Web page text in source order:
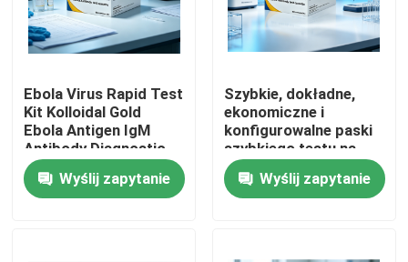
Dom
Produkty
Ebola Virus Rapid Test
Kit Kolloidal Gold
Ebola Antigen IgM
Antibody Diagnostic
Test Cassette dla
szpitalnych badań
laboratoryjnych
Wyślij zapytanie
Szybkie, dokładne,
ekonomiczne i
konfigurowalne paski
szybkiego testu na
antygen wirusa Ebola
Niemożliwe do obsługi
maszynowej, metoda
Wyślij zapytanie